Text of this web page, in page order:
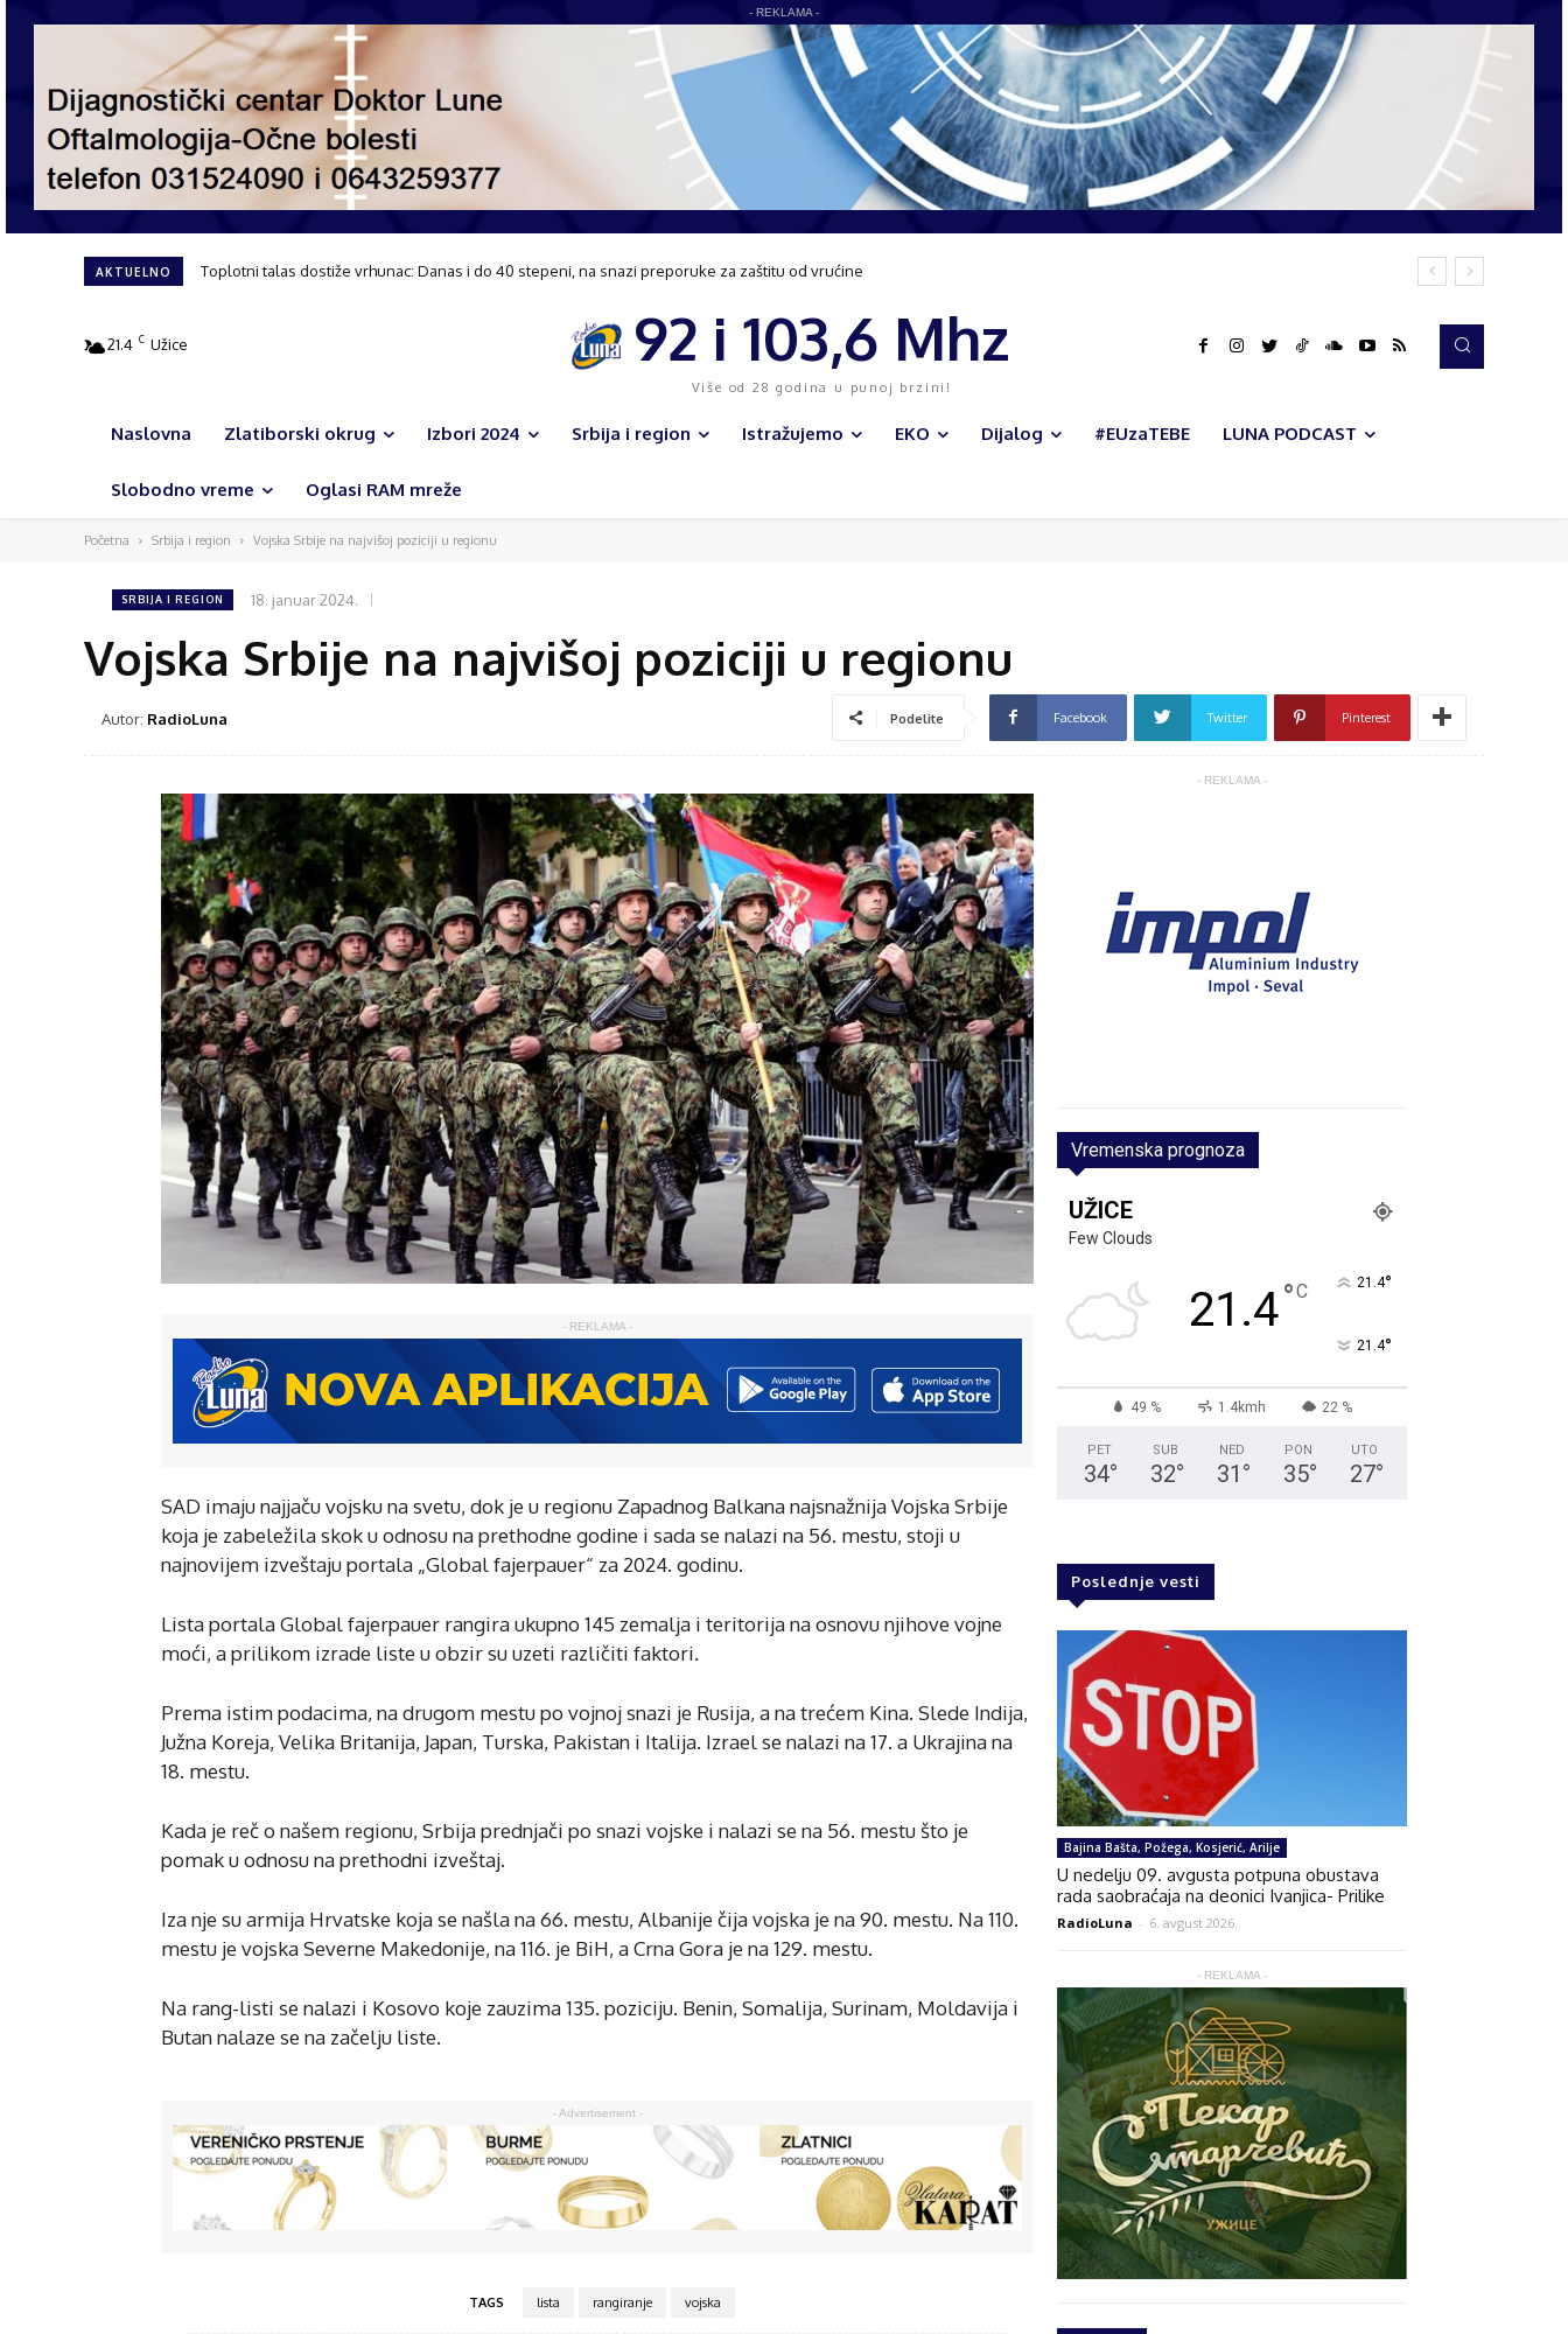
- REKLAMA -
AKTUELNO Toplotni talas dostiže vrhunac: Danas i do 40 stepeni, na snazi preporuke za zaštitu od vrućine
21.4 C Užice 92 i 103,6 Mhz
Više od 28 godina u punoj brzini!
Naslovna Zlatiborski okrug Izbori 2024 Srbija i region Istražujemo EKO Dijalog #EUzaTEBE LUNA PODCAST
Slobodno vreme Oglasi RAM mreže
Početna Srbija i region Vojska Srbije na najvišoj poziciji u regionu
SRBIJA I REGION 18. januar 2024.
Vojska Srbije na najvišoj poziciji u regionu
Autor: RadioLuna Podelite Facebook Twitter Pinterest
- REKLAMA -
SAD imaju najjaču vojsku na svetu, dok je u regionu Zapadnog Balkana najsnažnija Vojska Srbije
koja je zabeležila skok u odnosu na prethodne godine i sada se nalazi na 56. mestu, stoji u
najnovijem izveštaju portala „Global fajerpauer“ za 2024. godinu.
Lista portala Global fajerpauer rangira ukupno 145 zemalja i teritorija na osnovu njihove vojne
moći, a prilikom izrade liste u obzir su uzeti različiti faktori.
Prema istim podacima, na drugom mestu po vojnoj snazi je Rusija, a na trećem Kina. Slede Indija,
Južna Koreja, Velika Britanija, Japan, Turska, Pakistan i Italija. Izrael se nalazi na 17. a Ukrajina na
18. mestu.
Kada je reč o našem regionu, Srbija prednjači po snazi vojske i nalazi se na 56. mestu što je
pomak u odnosu na prethodni izveštaj.
Iza nje su armija Hrvatske koja se našla na 66. mestu, Albanije čija vojska je na 90. mestu. Na 110.
mestu je vojska Severne Makedonije, na 116. je BiH, a Crna Gora je na 129. mestu.
Na rang-listi se nalazi i Kosovo koje zauzima 135. poziciju. Benin, Somalija, Surinam, Moldavija i
Butan nalaze se na začelju liste.
- Advertisement -
TAGS lista rangiranje vojska
- REKLAMA -
Vremenska prognoza
UŽICE
Few Clouds
21.4°C 21.4°
21.4°
49 % 1.4kmh 22 %
PET
34°
SUB
32°
NED
31 °
PON
35°
UTO
27°
Poslednje vesti
Bajina Bašta, Požega, Kosjerić, Arilje
U nedelju 09. avgusta potpuna obustava
rada saobraćaja na deonici Ivanjica- Prilike
RadioLuna - 6. avgust 2026.
- REKLAMA -